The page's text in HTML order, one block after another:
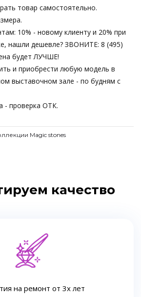
товар самостоятельно.
10% - новому клиенту и 20% при
нашли дешевле? ЗВОНИТЕ: 8 (495)
будет ЛУЧШЕ!
и приобрести любую модель в
выставочном зале - по будням с
- проверка ОТК.
Magic stones
качество
на ремонт от 3х лет